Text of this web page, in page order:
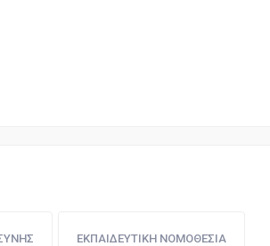
ΕΚΠΑΙΔΕΥΤΙΚΗ ΝΟΜΟΘΕΣΙΑ